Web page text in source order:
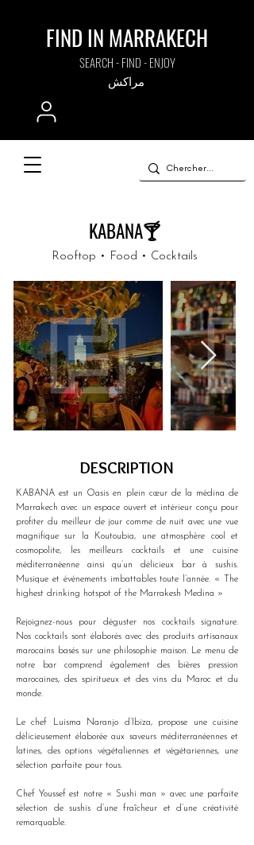
FIND IN MARRAKECH
SEARCH - FIND - ENJOY
مراكش
KABANA🍸
Rooftop • Food • Cocktails
DESCRIPTION
KABANA est un Oasis en plein cœur de la médina de
Marrakech avec un espace ouvert et intérieur conçu pour
profiter du meilleur de jour comme de nuit avec une vue
magnifique sur la Koutoubia, une atmosphère cool et
cosmopolite, les meilleurs cocktails et une cuisine
méditerranéenne ainsi qu’un délicieux bar à sushis.
Musique et événements imbattables toute l’année. « The
highest drinking hotspot of the Marrakesh Medina »
Rejoignez-nous pour déguster nos cocktails signature.
Nos cocktails sont élaborés avec des produits artisanaux
marocains basés sur une philosophie maison. Le menu de
notre bar comprend également des bières pression
marocaines, des spiritueux et des vins du Maroc et du
monde.
Le chef Luisma Naranjo d’Ibiza, propose une cuisine
délicieusement élaborée aux saveurs méditerranéennes et
latines, des options végétaliennes et végétariennes, une
sélection parfaite pour tous.
Chef Youssef est notre « Sushi man » avec une parfaite
sélection de sushis d’une fraîcheur et d’une créativité
remarquable.